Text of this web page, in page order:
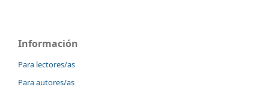
Información
Para lectores/as
Para autores/as